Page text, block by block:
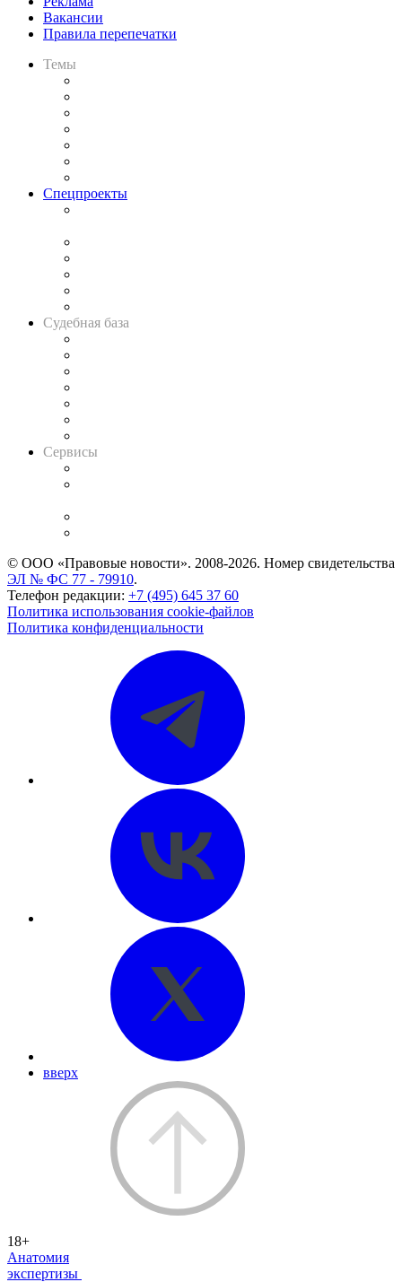
Вакансии
Правила перепечатки
Темы
Спецпроекты
Судебная база
Сервисы
© ООО «Правовые новости». 2008-2026. Номер свидетельства
ЭЛ № ФС 77 - 79910.
Телефон редакции: +7 (495) 645 37 60
Политика использования cookie-файлов
Политика конфиденциальности
вверх
18+
Анатомия
экспертизы